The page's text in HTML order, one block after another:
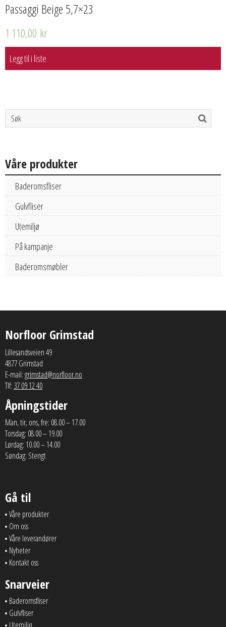
Passaggi Beige 5,7×23
1 110,00 kr
Legg til i liste
Våre produkter
Baderomsfliser
Gulvfliser
Utemiljø
På kampanje
Baderomsmøbler
Norfloor Grimstad
Lillesandsveien 49
4877 Grimstad
E-mail:grimstad@norfloor.no
Tlf: 37 09 12 40
Åpningstider
Man, tir, ons, fre: 08.00 – 17.00
Torsdag: 08.00 – 19.00
Lørdag: 10.00 – 14.00
Søndag: Stengt
Gå til
Våre produkter
Om oss
Våre leverandører
Nyheter
Kontakt oss
Snarveier
Baderomsfliser
Gulvfliser